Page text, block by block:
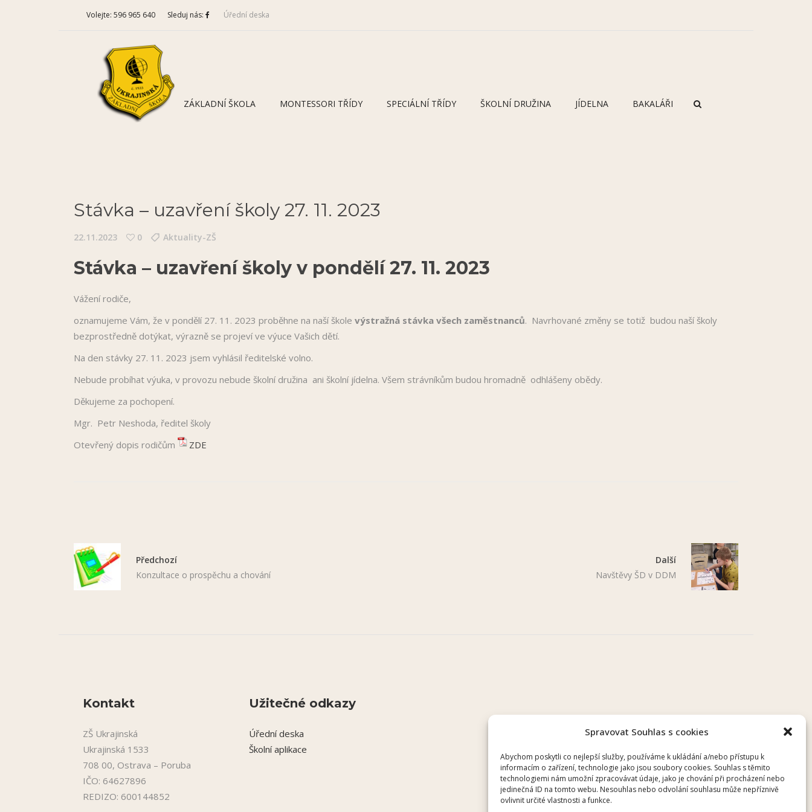
Spravovat Souhlas s cookies
Abychom poskytli co nejlepší služby, používáme k ukládání a/nebo přístupu k
informacím o zařízení, technologie jako jsou soubory cookies. Souhlas s těmito
technologiemi nám umožní zpracovávat údaje, jako je chování při procházení nebo
jedinečná ID na tomto webu. Nesouhlas nebo odvolání souhlasu může nepříznivě
ovlivnit určité vlastnosti a funkce.
Volejte: 596 965 640 Sleduj nás: Úřední deska
ZÁKLADNÍ ŠKOLA MONTESSORI TŘÍDY SPECIÁLNÍ TŘÍDY ŠKOLNÍ DRUŽINA JÍDELNA BAKALÁŘI
Stávka – uzavření školy 27. 11. 2023
22.11.2023 0 Aktuality-ZŠ
Stávka – uzavření školy v pondělí 27. 11. 2023
Vážení rodiče,
oznamujeme Vám, že v pondělí 27. 11. 2023 proběhne na naší škole výstražná stávka všech zaměstnanců. Navrhované změny se totiž budou naší školy
bezprostředně dotýkat, výrazně se projeví ve výuce Vašich dětí.
Na den stávky 27. 11. 2023 jsem vyhlásil ředitelské volno.
Nebude probíhat výuka, v provozu nebude školní družina ani školní jídelna. Všem strávníkům budou hromadně odhlášeny obědy.
Děkujeme za pochopení.
Mgr. Petr Neshoda, ředitel školy
Otevřený dopis rodičům
ZDE
Předchozí
Konzultace o prospěchu a chování
Další
Navštěvy ŠD v DDM
Kontakt
ZŠ Ukrajinská
Ukrajinská 1533
708 00, Ostrava – Poruba
IČO: 64627896
REDIZO: 600144852
Užitečné odkazy
Úřední deska
Školní aplikace